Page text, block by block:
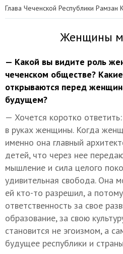
Глава Чеченской Республики
Женщины
— Какой вы видите роль
чеченском обществе?
открываются перед
будущем?
— Хочется коротко
в руках женщины. Когда
именно она главный
детей, что через нее
мышление и сила целого
удивительная свобода. Она
ей кто-то разрешил, а
ответственность за свое
образование, за свою
становится не эгоизмом, а
будущее республики и